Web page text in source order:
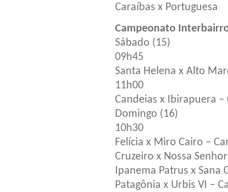
Caraíbas x Portuguesa
Campeonato
Sábado (15)
09h45
Santa Helena x Alto
11h00
Candeias x Ibirapuera –
Domingo (16)
10h30
Felícia x Miro Cairo –
Cruzeiro x Nossa
Ipanema Patrus x Sana
Patagônia x Urbis VI –